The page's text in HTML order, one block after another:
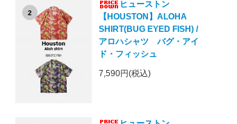
2
ヒューストン
【HOUSTON】ALOHA
SHIRT(BUG EYED FISH) /
アロハシャツ バグ・アイ
ド・フィッシュ
7,590円(税込)